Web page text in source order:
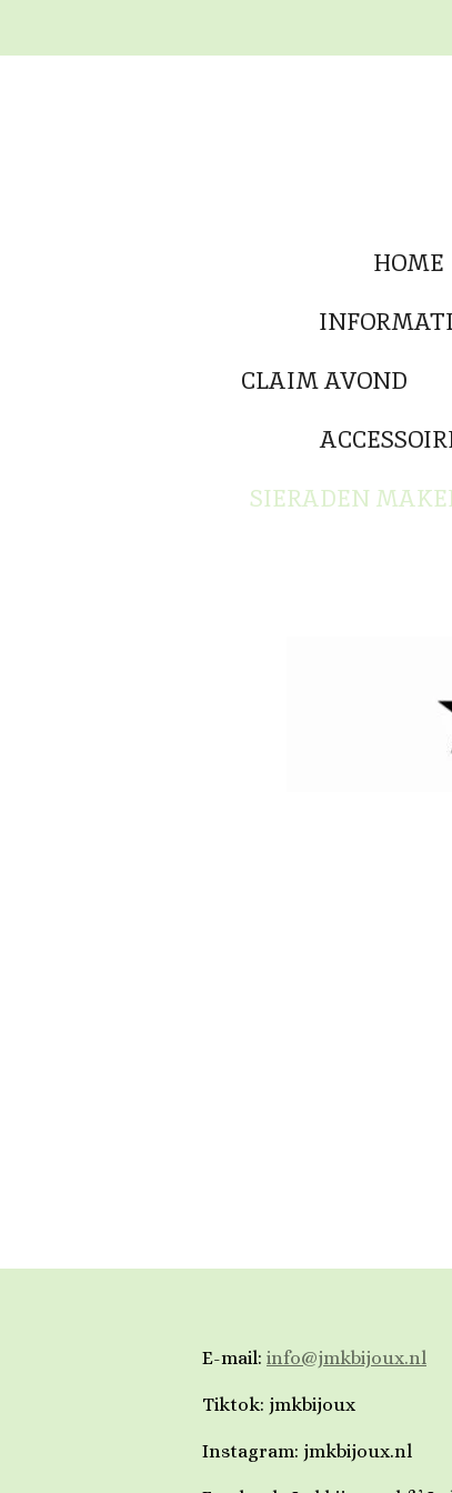
direct
HOME
CLAIM AVOND
SIERADEN
E-mail: info@jmkbijoux.nl
Tiktok: jmkbijoux
Instagram: jmkbijoux.nl